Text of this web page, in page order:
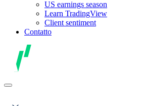
US earnings season
Learn TradingView
Client sentiment
Contatto